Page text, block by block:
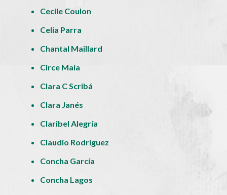
Cecile Coulon
Celia Parra
Chantal Maillard
Circe Maia
Clara C Scribá
Clara Janés
Claribel Alegría
Claudio Rodríguez
Concha García
Concha Lagos